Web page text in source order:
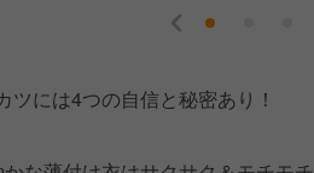
ツには4つの自信と秘密あり！